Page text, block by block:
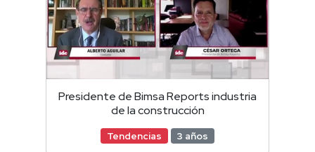
Presidente de Bimsa Reports industria
de la construcción
Tendencias 3 años